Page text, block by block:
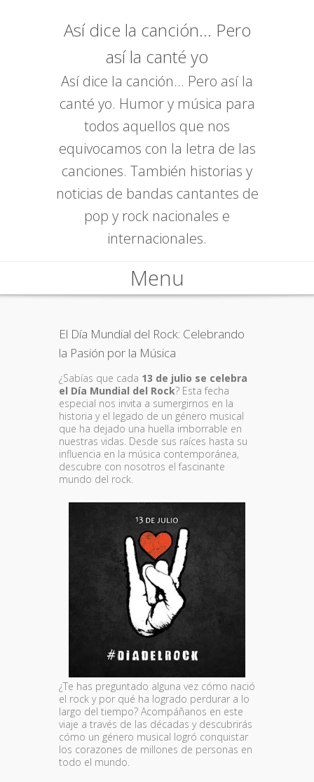
Así dice la canción... Pero
así la canté yo
Así dice la canción... Pero así la
canté yo. Humor y música para
todos aquellos que nos
equivocamos con la letra de las
canciones. También historias y
noticias de bandas cantantes de
pop y rock nacionales e
internacionales.
Menu
El Día Mundial del Rock: Celebrando
la Pasión por la Música
¿Sabías que cada 13 de julio se celebra
el Día Mundial del Rock? Esta fecha
especial nos invita a sumergirnos en la
historia y el legado de un género musical
que ha dejado una huella imborrable en
nuestras vidas. Desde sus raíces hasta su
influencia en la música contemporánea,
descubre con nosotros el fascinante
mundo del rock.
¿Te has preguntado alguna vez cómo nació
el rock y por qué ha logrado perdurar a lo
largo del tiempo? Acompáñanos en este
viaje a través de las décadas y descubrirás
cómo un género musical logró conquistar
los corazones de millones de personas en
todo el mundo.